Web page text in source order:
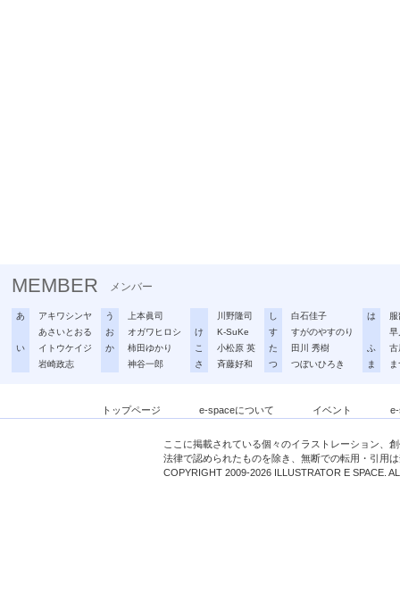
MEMBER メンバー
あ
アキワシンヤ
あさいとおる
い
イトウケイジ
岩崎政志
う
上本眞司
お
オガワヒロシ
か
柿田ゆかり
神谷一郎
川野隆司
け
K-SuKe
こ
小松原 英
さ
斉藤好和
し
白石佳子
す
すがのやすのり
た
田川 秀樹
つ
つぼいひろき
は
早
ふ
古
ま
トップページ e-spaceについて イベント
ここに掲載されている個々のイラストレーション、
法律で認められたものを除き、無断での転用・引用
COPYRIGHT 2009-2026 ILLUSTRATOR E SPACE.